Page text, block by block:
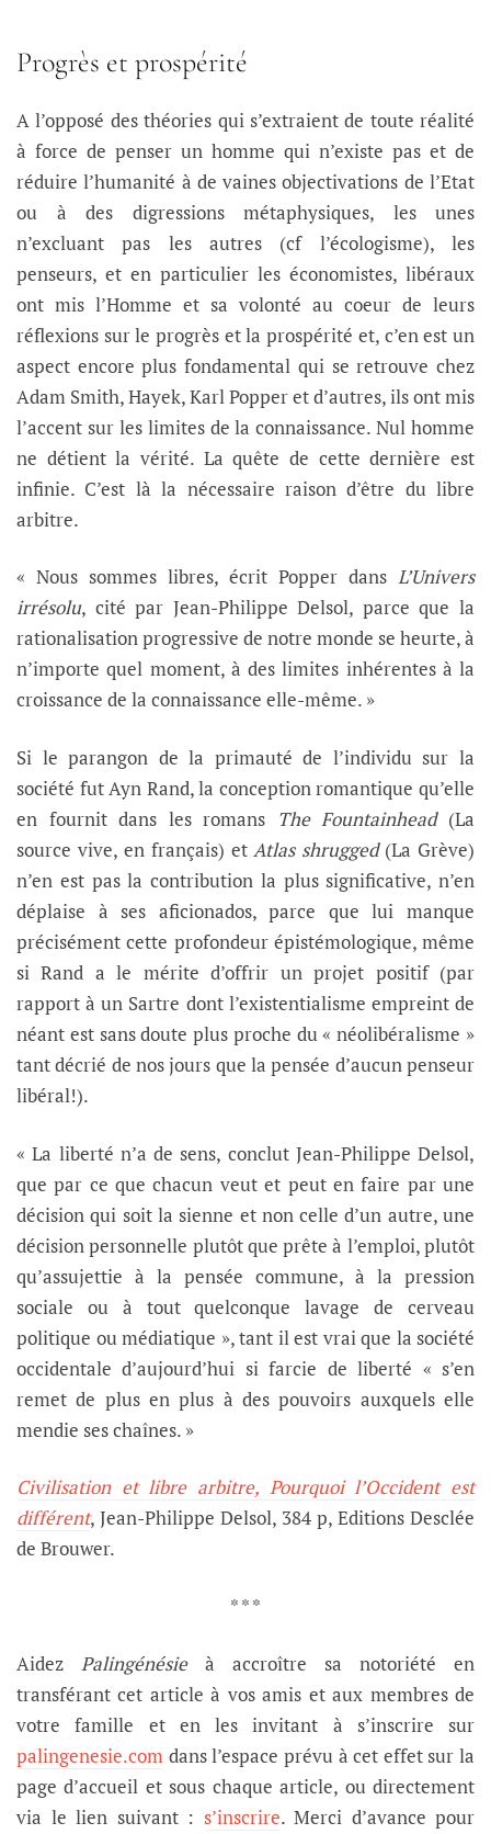
Progrès et prospérité
A l’opposé des théories qui s’extraient de toute réalité
à force de penser un homme qui n’existe pas et de
réduire l’humanité à de vaines objectivations de l’Etat
ou à des digressions métaphysiques, les unes
n’excluant pas les autres (cf l’écologisme), les
penseurs, et en particulier les économistes, libéraux
ont mis l’Homme et sa volonté au coeur de leurs
réflexions sur le progrès et la prospérité et, c’en est un
aspect encore plus fondamental qui se retrouve chez
Adam Smith, Hayek, Karl Popper et d’autres, ils ont mis
l’accent sur les limites de la connaissance. Nul homme
ne détient la vérité. La quête de cette dernière est
infinie. C’est là la nécessaire raison d’être du libre
arbitre.
« Nous sommes libres, écrit Popper dans L’Univers
irrésolu, cité par Jean-Philippe Delsol, parce que la
rationalisation progressive de notre monde se heurte, à
n’importe quel moment, à des limites inhérentes à la
croissance de la connaissance elle-même. »
Si le parangon de la primauté de l’individu sur la
société fut Ayn Rand, la conception romantique qu’elle
en fournit dans les romans The Fountainhead(La
source vive, en français) etAtlas shrugged(La Grève)
n’en est pas la contribution la plus significative, n’en
déplaise à ses aficionados, parce que lui manque
précisément cette profondeur épistémologique, même
si Rand a le mérite d’offrir un projet positif (par
rapport à un Sartre dont l’existentialisme empreint de
néant est sans doute plus proche du « néolibéralisme »
tant décrié de nos jours que la pensée d’aucun penseur
libéral!).
« La liberté n’a de sens, conclut Jean-Philippe Delsol,
que par ce que chacun veut et peut en faire par une
décision qui soit la sienne et non celle d’un autre, une
décision personnelle plutôt que prête à l’emploi, plutôt
qu’assujettie à la pensée commune, à la pression
sociale ou à tout quelconque lavage de cerveau
politique ou médiatique », tant il est vrai que la société
occidentale d’aujourd’hui si farcie de liberté « s’en
remet de plus en plus à des pouvoirs auxquels elle
mendie ses chaînes. »
Civilisation et libre arbitre, Pourquoi l’Occident est
différent, Jean-Philippe Delsol, 384 p, Editions Desclée
de Brouwer.
* * *
Aidez Palingénésieà accroître sa notoriété en
transférant cet article à vos amis et aux membres de
votre famille et en les invitant à s’inscrire sur
palingenesie.com dans l’espace prévu à cet effet sur la
page d’accueil et sous chaque article, ou directement
via le lien suivant : s’inscrire. Merci d’avance pour